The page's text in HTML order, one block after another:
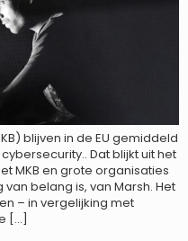
blijven in de EU gemiddeld
Dat blijkt uit het
MKB en grote organisaties
belang is, van Marsh. Het
– in vergelijking met
[…]